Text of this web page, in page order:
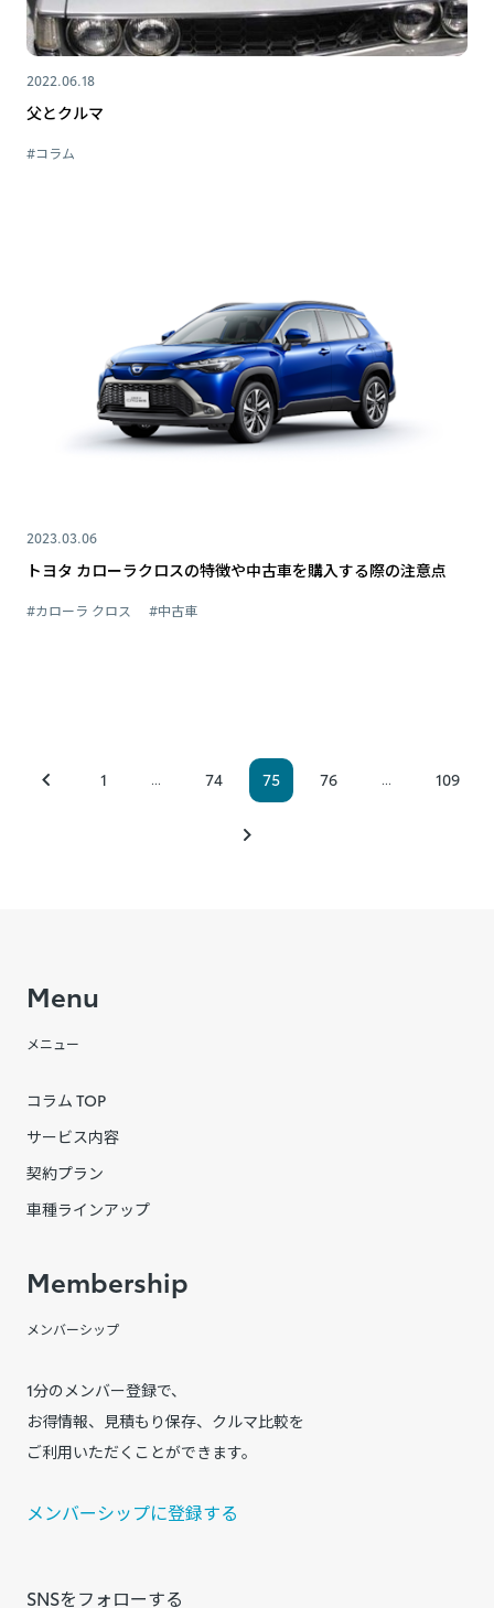
2022.06.18
父とクルマ
#コラム
2023.03.06
トヨタ カローラクロスの特徴や中古車を購入する際の注意点
#カローラ クロス #中古車
1 ... 74 75 76 ... 109
Menu
メニュー
コラム TOP
サービス内容
契約プラン
車種ラインアップ
Membership
メンバーシップ
1分のメンバー登録で、
お得情報、見積もり保存、クルマ比較を
ご利用いただくことができます。
メンバーシップに登録する
SNSをフォローする